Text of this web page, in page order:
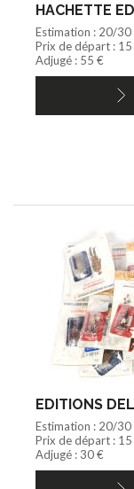
HACHETTE
Estimation : 20/30
Prix de départ :
Adjugé : 55 €
EDITIONS
Estimation : 20/30
Prix de départ :
Adjugé : 30 €